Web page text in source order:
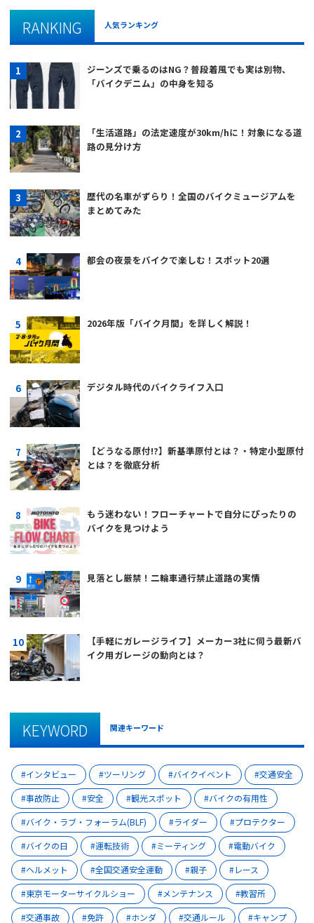
RANKING 人気ランキング
ジーンズで乗るのはNG？普段着風でも実は別物、
「バイクデニム」の中身を知る
「生活道路」の法定速度が30km/hに！対象になる道
路の見分け方
歴代の名車がずらり！全国のバイクミュージアムを
まとめてみた
都会の夜景をバイクで楽しむ！スポット20選
2026年版「バイク月間」を詳しく解説！
デジタル時代のバイクライフ入口
【どうなる原付!?】新基準原付とは？・特定小型原付
とは？を徹底分析
もう迷わない！フローチャートで自分にぴったりの
バイクを見つけよう
見落とし厳禁！二輪車通行禁止道路の実情
【手軽にガレージライフ】メーカー3社に伺う最新バ
イク用ガレージの動向とは？
KEYWORD 関連キーワード
インタビュー ツーリング バイクイベント
交通安全
事故防止
安全 観光スポット
バイクの有用性
バイク・ラブ・フォーラム(BLF)
ライダー
プロテクター
バイクの日
運転技術 ミーティング
電動バイク
ヘルメット
全国交通安全運動 親子
レース
東京モーターサイクルショー
メンテナンス
教習所
交通事故
免許 ホンダ 交通ルール
キャンプ